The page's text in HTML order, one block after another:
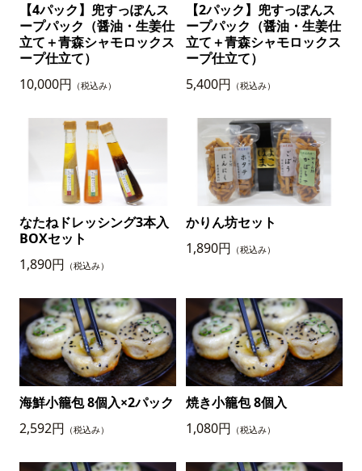
【4パック】兜すっぽんス
ープパック（醤油・生姜仕
立て＋青森シャモロックス
ープ仕立て）
10,000円 （税込み）
【2パック】兜すっぽんス
ープパック（醤油・生姜仕
立て＋青森シャモロックス
ープ仕立て）
5,400円 （税込み）
なたねドレッシング3本入
BOXセット
1,890円 （税込み）
かりん坊セット
1,890円 （税込み）
海鮮小籠包 8個入×2パック
2,592円 （税込み）
焼き小籠包 8個入
1,080円 （税込み）